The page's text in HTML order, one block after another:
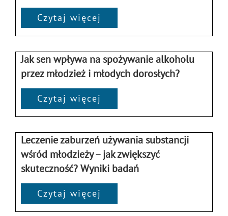
Czytaj więcej
Jak sen wpływa na spożywanie alkoholu
przez młodzież i młodych dorosłych?
Czytaj więcej
Leczenie zaburzeń używania substancji
wśród młodzieży – jak zwiększyć
skuteczność? Wyniki badań
Czytaj więcej